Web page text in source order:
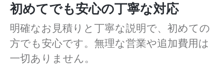
初めてでも安心の丁寧な対応
明確なお見積りと丁寧な説明で、初めての
方でも安心です。無理な営業や追加費用は
一切ありません。